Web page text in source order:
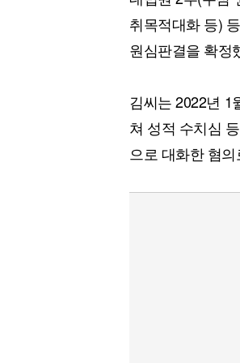
취목적대화 등)
원심판결을 확정
김씨는 2022년 1
쳐 성적 수치심
으로 대화한 혐